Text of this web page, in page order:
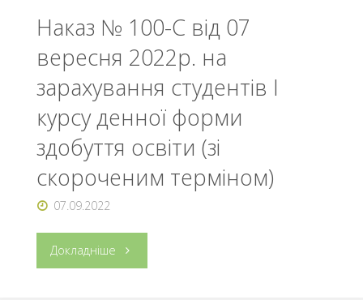
Наказ № 100-С від 07
вересня 2022р. на
зарахування студентів І
курсу денної форми
здобуття освіти (зі
скороченим терміном)
07.09.2022
Докладніше "Наказ